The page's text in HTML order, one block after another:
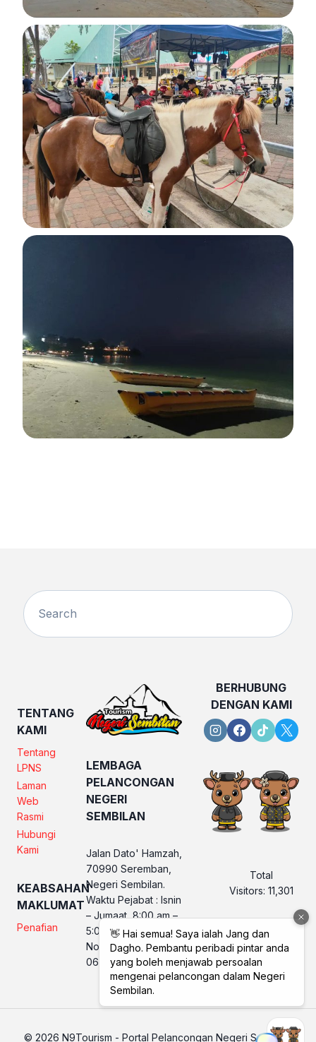
TENTANG
KAMI
Tentang
LPNS
Laman
Web
Rasmi
Hubungi
Kami
KEABSAHAN
MAKLUMAT
Penafian
LEMBAGA
PELANCONGAN
NEGERI
SEMBILAN
Jalan Dato' Hamzah,
70990 Seremban,
Negeri Sembilan.
Waktu Pejabat : Isnin
– Jumaat, 8:00 am –
5:00 pm
No. Telefon LPNS :
06 760 2560
BERHUBUNG
DENGAN KAMI
Total
Visitors: 11,301
© 2026 N9Tourism - Portal Pelancongan Negeri Sembilan